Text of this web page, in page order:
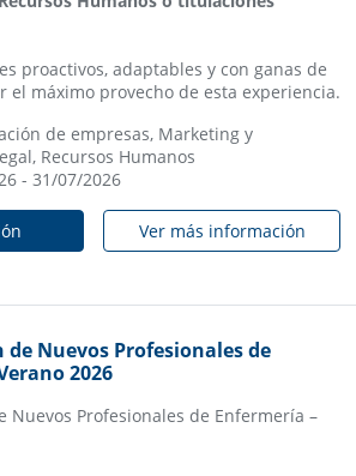
proactivos, adaptables y con ganas de
el máximo provecho de esta experiencia.
de empresas, Marketing y
Recursos Humanos
- 31/07/2026
Ver más información
Nuevos Profesionales de
2026
Nuevos Profesionales de Enfermería –